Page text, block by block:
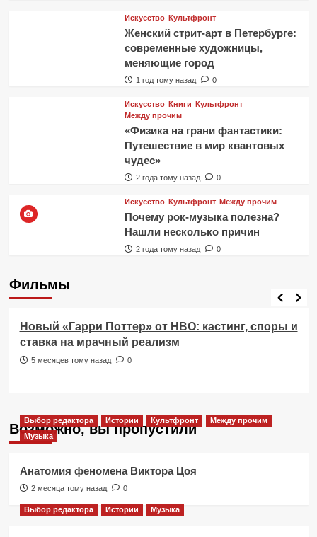
Искусство Культфронт
Женский стрит-арт в Петербурге:
современные художницы,
меняющие город
1 год тому назад 0
Искусство Книги Культфронт
Между прочим
«Физика на грани фантастики:
Путешествие в мир квантовых
чудес»
2 года тому назад 0
Искусство Культфронт Между прочим
Почему рок-музыка полезна?
Нашли несколько причин
2 года тому назад 0
Фильмы
Фильмы
Новый «Гарри Поттер» от HBO: кастинг, споры и
ставка на мрачный реализм
5 месяцев тому назад 0
Возможно, вы пропустили
Выбор редактора Истории Культфронт
Между прочим
Музыка
Анатомия феномена Виктора Цоя
2 месяца тому назад 0
Выбор редактора Истории Музыка